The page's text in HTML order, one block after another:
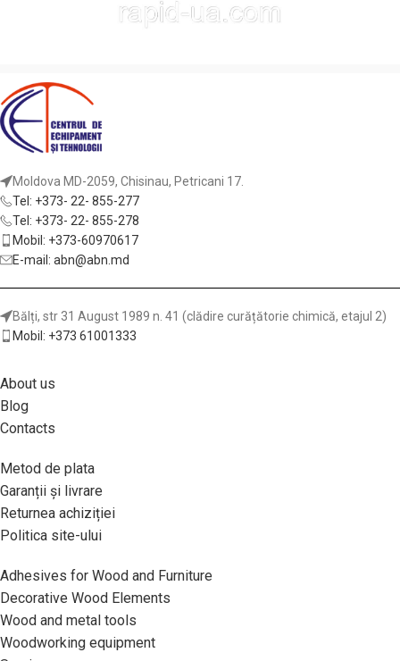
Moldova MD-2059, Chisinau, Petricani 17.
Tel: +373- 22- 855-277
Tel: +373- 22- 855-278
Mobil: +373-60970617
E-mail: abn@abn.md
Bălți, str 31 August 1989 n. 41 (clădire curățătorie chimică, etajul 2)
Mobil: +373 61001333
About us
Blog
Contacts
Metod de plata
Garanții și livrare
Returnea achiziției
Politica site-ului
Adhesives for Wood and Furniture
Decorative Wood Elements
Wood and metal tools
Woodworking equipment